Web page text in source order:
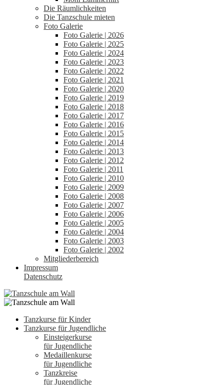
Die Räumlichkeiten
Die Tanzschule mieten
Foto Galerie
Foto Galerie | 2026
Foto Galerie | 2025
Foto Galerie | 2024
Foto Galerie | 2023
Foto Galerie | 2022
Foto Galerie | 2021
Foto Galerie | 2020
Foto Galerie | 2019
Foto Galerie | 2018
Foto Galerie | 2017
Foto Galerie | 2016
Foto Galerie | 2015
Foto Galerie | 2014
Foto Galerie | 2013
Foto Galerie | 2012
Foto Galerie | 2011
Foto Galerie | 2010
Foto Galerie | 2009
Foto Galerie | 2008
Foto Galerie | 2007
Foto Galerie | 2006
Foto Galerie | 2005
Foto Galerie | 2004
Foto Galerie | 2003
Foto Galerie | 2002
Mitgliederbereich
Impressum
Datenschutz
Tanzkurse für Kinder
Tanzkurse für Jugendliche
Einsteigerkurse
für Jugendliche
Medaillenkurse
für Jugendliche
Tanzkreise
für Jugendliche